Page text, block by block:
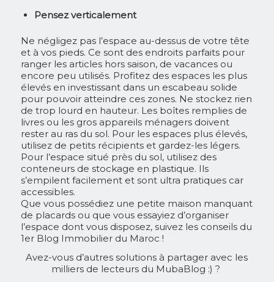
Pensez verticalement
Ne négligez pas l’espace au-dessus de votre tête
et à vos pieds. Ce sont des endroits parfaits pour
ranger les articles hors saison, de vacances ou
encore peu utilisés. Profitez des espaces les plus
élevés en investissant dans un escabeau solide
pour pouvoir atteindre ces zones. Ne stockez rien
de trop lourd en hauteur. Les boîtes remplies de
livres ou les gros appareils ménagers doivent
rester au ras du sol. Pour les espaces plus élevés,
utilisez de petits récipients et gardez-les légers.
Pour l’espace situé près du sol, utilisez des
conteneurs de stockage en plastique. Ils
s’empilent facilement et sont ultra pratiques car
accessibles.
Que vous possédiez une petite maison manquant
de placards ou que vous essayiez d’organiser
l’espace dont vous disposez, suivez les conseils du
1er Blog Immobilier du Maroc !
Avez-vous d’autres solutions à partager avec les
milliers de lecteurs du MubaBlog :) ?